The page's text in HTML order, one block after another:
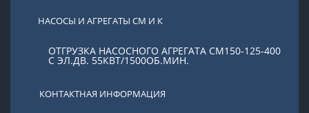
НАСОСЫ И АГРЕГАТЫ СМ И К
ОТГРУЗКА НАСОСНОГО АГРЕГАТА СМ150-125-400
С ЭЛ.ДВ. 55КВТ/1500ОБ.МИН.
КОНТАКТНАЯ ИНФОРМАЦИЯ